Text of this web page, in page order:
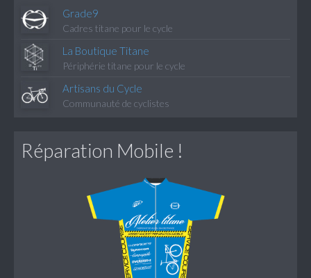
Grade9
Cadres titane pour le cycle
La Boutique Titane
Périphérie titane pour le cycle
Artisans du Cycle
Communauté de cyclistes
Réparation Mobile !